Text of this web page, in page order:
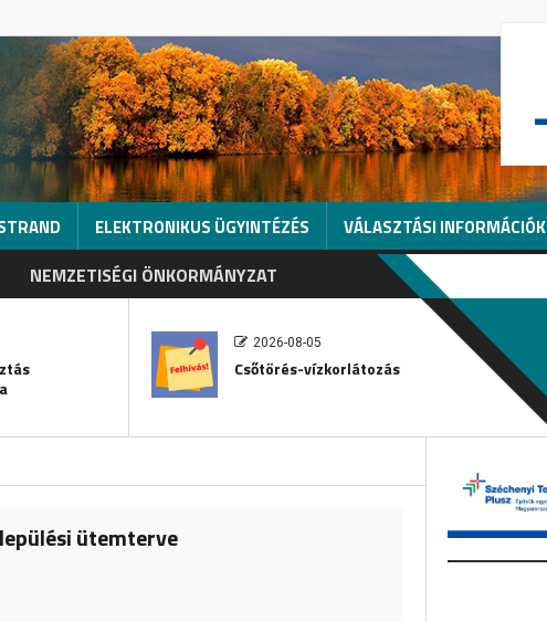
ELEKTRONIKUS ÜGYINTÉZÉS VÁLASZTÁSI INFORMÁCIÓK
NEMZETISÉGI ÖNKORMÁNYZAT
2026-08-05
Csőtörés-vízkorlátozás
ütemterve